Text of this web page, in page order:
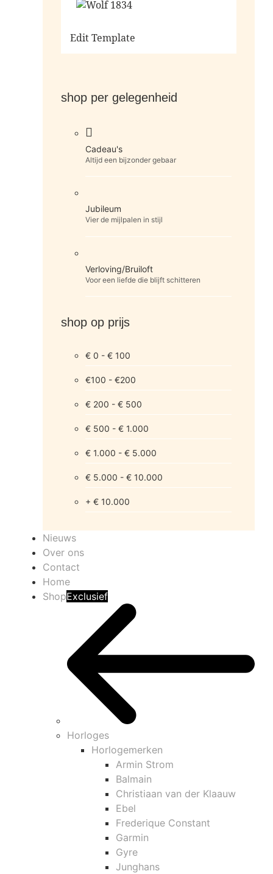
Edit Template
shop per gelegenheid
Cadeau's
Altijd een bijzonder gebaar
Jubileum
Vier de mijlpalen in stijl
Verloving/Bruiloft
Voor een liefde die blijft schitteren
shop op prijs
€ 0 - € 100
€100 - €200
€ 200 - € 500
€ 500 - € 1.000
€ 1.000 - € 5.000
€ 5.000 - € 10.000
+ € 10.000
Nieuws
Over ons
Contact
Home
ShopExclusief
Horloges
Horlogemerken
Armin Strom
Balmain
Christiaan van der Klaauw
Ebel
Frederique Constant
Garmin
Gyre
Junghans